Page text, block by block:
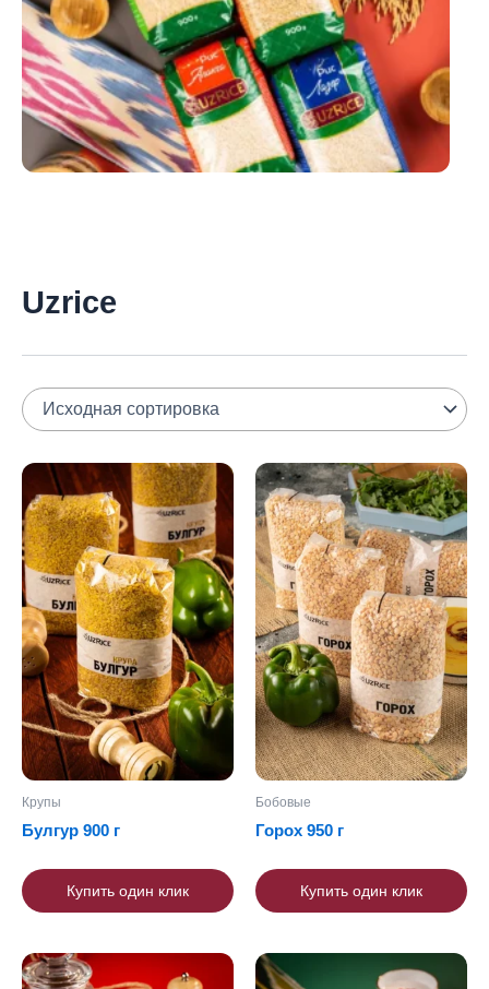
Uzrice
Крупы
Булгур 900 г
Купить один клик
Бобовые
Горох 950 г
Купить один клик